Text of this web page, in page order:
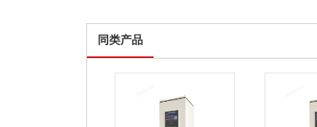
同类产品